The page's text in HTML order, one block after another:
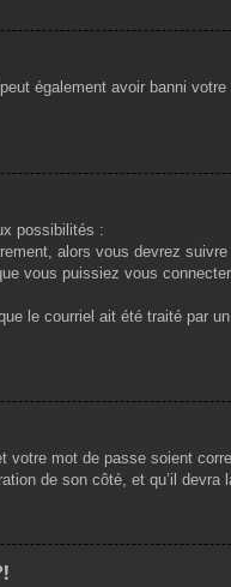
également avoir banni
possibilités :
alors vous devrez
puissiez vous
le courriel ait été traité par
mot de passe soient
de son côté, et qu’il devra